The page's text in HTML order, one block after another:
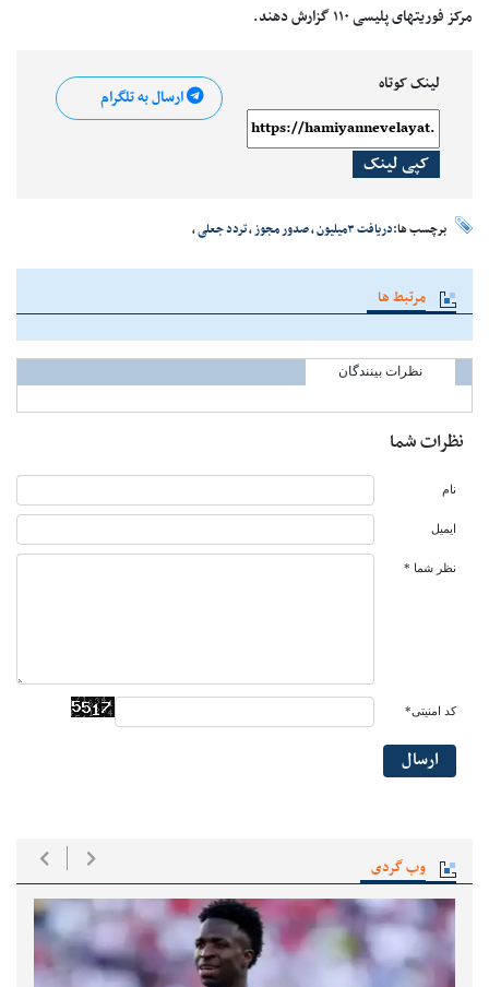
وب گردی
مرکز فوریتهای پلیسی ۱۱۰ گزارش دهند.
لینک کوتاه
کپی لینک
ارسال به تلگرام
برچسب ها:دریافت ۳میلیون ،صدور مجوز،تردد جعلی،
مرتبط ها
نظرات بینندگان
نظرات شما
نام
ایمیل
نظر شما *
کد امنیتی*
ارسال